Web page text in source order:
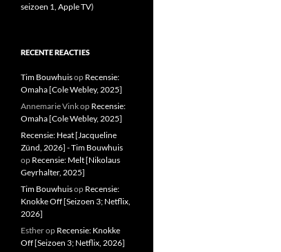
seizoen 1, Apple TV)
RECENTE REACTIES
Tim Bouwhuisop Recensie:
Omaha [Cole Webley, 2025]
Annemarie Vinkop Recensie:
Omaha [Cole Webley, 2025]
Recensie: Heat [Jacqueline
Zünd, 2026] - Tim Bouwhuis
op Recensie: Melt [Nikolaus
Geyrhalter, 2025]
Tim Bouwhuisop Recensie:
Knokke Off [Seizoen 3; Netflix,
2026]
Estherop Recensie: Knokke
Off [Seizoen 3; Netflix, 2026]